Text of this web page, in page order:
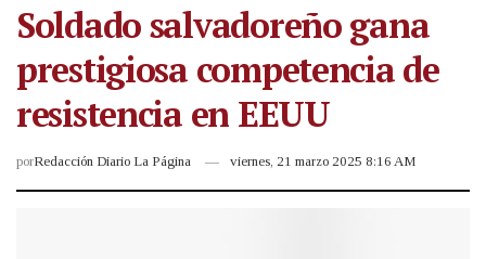
Soldado salvadoreño gana
prestigiosa competencia de
resistencia en EEUU
porRedacción Diario La Página viernes, 21 marzo 2025 8:16 AM